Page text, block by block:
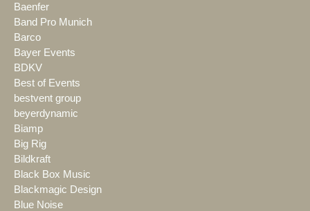
Baenfer
Band Pro Munich
Barco
Bayer Events
BDKV
Best of Events
bestvent group
beyerdynamic
Biamp
Big Rig
Bildkraft
Black Box Music
Blackmagic Design
Blue Noise